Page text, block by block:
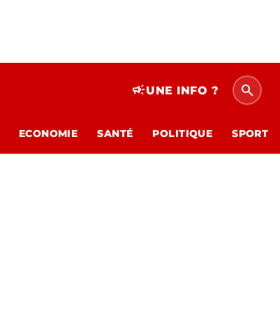
campaignUNE INFO ? search
ECONOMIE SANTÉ POLITIQUE SPORT